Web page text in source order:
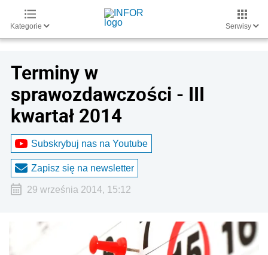
Kategorie Serwisy
Terminy w
sprawozdawczości - III
kwartał 2014
Subskrybuj nas na Youtube
Zapisz się na newsletter
29 września 2014, 15:12